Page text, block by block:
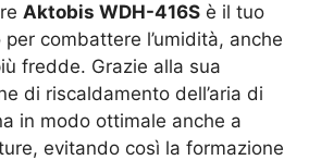
Aktobis WDH-416S è il tuo
combattere l’umidità, anche
fredde. Grazie alla sua
di riscaldamento dell’aria di
in modo ottimale anche a
evitando così la formazione